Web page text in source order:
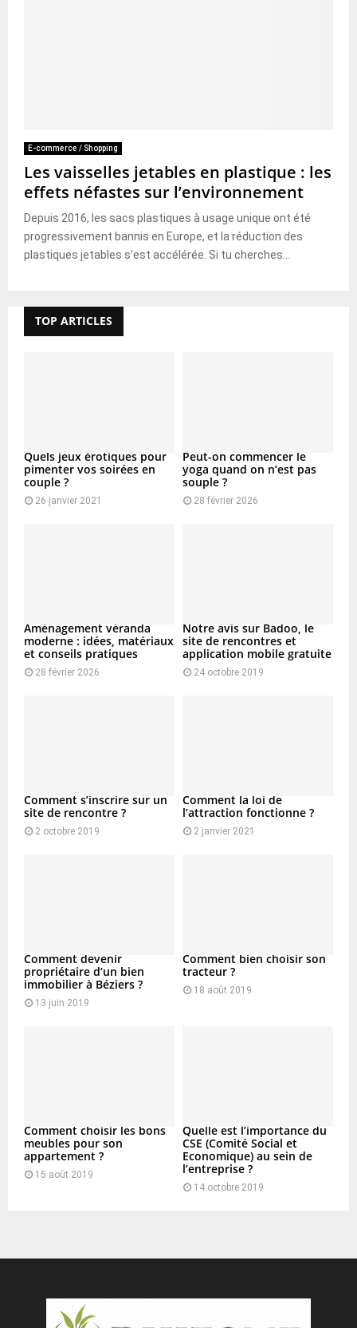
E-commerce / Shopping
Les vaisselles jetables en plastique : les
effets néfastes sur l’environnement
Depuis 2016, les sacs plastiques à usage unique ont été
progressivement bannis en Europe, et la réduction des
plastiques jetables s’est accélérée. Si tu cherches...
TOP ARTICLES
Quels jeux érotiques pour
pimenter vos soirées en
couple ?
26 janvier 2021
Peut-on commencer le
yoga quand on n’est pas
souple ?
28 février 2026
Aménagement véranda
moderne : idées, matériaux
et conseils pratiques
28 février 2026
Notre avis sur Badoo, le
site de rencontres et
application mobile gratuite
24 octobre 2019
Comment s’inscrire sur un
site de rencontre ?
2 octobre 2019
Comment la loi de
l’attraction fonctionne ?
2 janvier 2021
Comment devenir
propriétaire d’un bien
immobilier à Béziers ?
13 juin 2019
Comment bien choisir son
tracteur ?
18 août 2019
Comment choisir les bons
meubles pour son
appartement ?
15 août 2019
Quelle est l’importance du
CSE (Comité Social et
Economique) au sein de
l’entreprise ?
14 octobre 2019